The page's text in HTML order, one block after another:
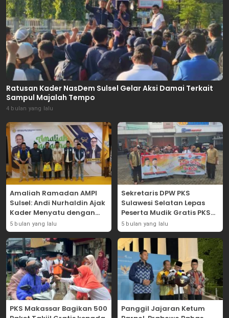
Ratusan Kader NasDem Sulsel Gelar Aksi Damai Terkait
Sampul Majalah Tempo
4 bulan yang lalu
Amaliah Ramadan AMPI
Sulsel: Andi Nurhaldin Ajak
Kader Menyatu dengan
Kaum Dhuafa
5 bulan yang lalu
Sekretaris DPW PKS
Sulawesi Selatan Lepas
Peserta Mudik Gratis PKS
2026
5 bulan yang lalu
PKS Makassar Bagikan 500
Panggil Jajaran Ketum